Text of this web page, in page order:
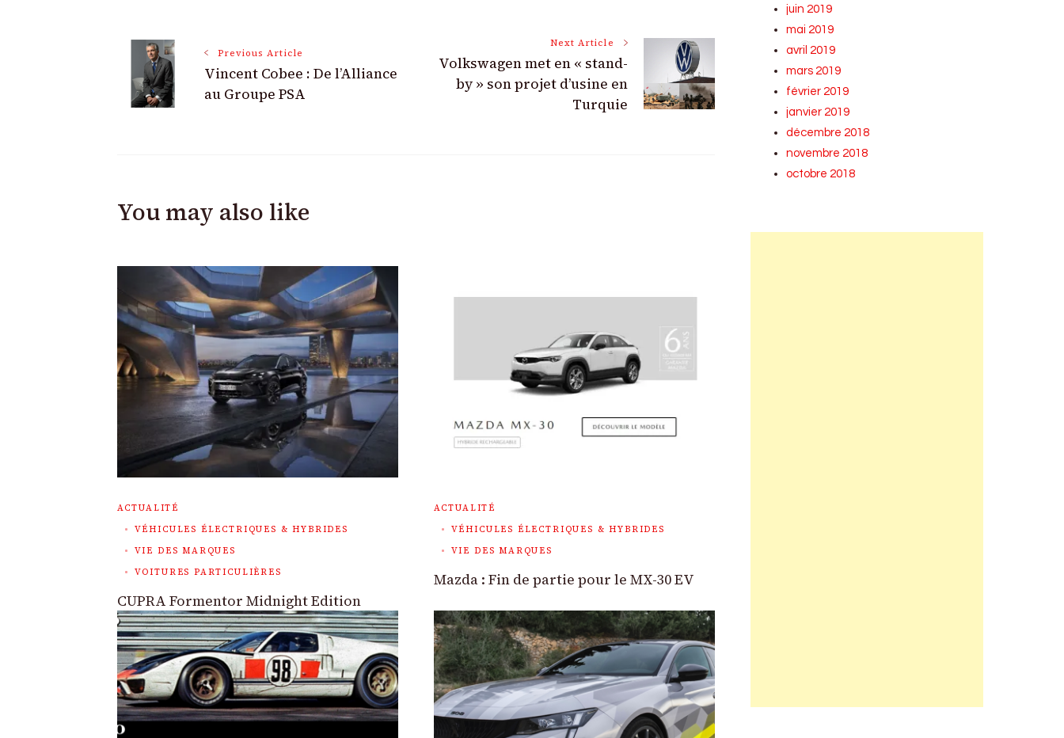
Post
Navigation
Previous Article
Vincent Cobee : De l’Alliance
au Groupe PSA
Next Article
Volkswagen met en « stand-
by » son projet d’usine en
Turquie
You may also like
ACTUALITÉ
VÉHICULES ÉLECTRIQUES & HYBRIDES
VIE DES MARQUES
VOITURES PARTICULIÈRES
CUPRA Formentor Midnight Edition
ACTUALITÉ
VÉHICULES ÉLECTRIQUES & HYBRIDES
VIE DES MARQUES
Mazda : Fin de partie pour le MX-30 EV
juin 2019
mai 2019
avril 2019
mars 2019
février 2019
janvier 2019
décembre 2018
novembre 2018
octobre 2018